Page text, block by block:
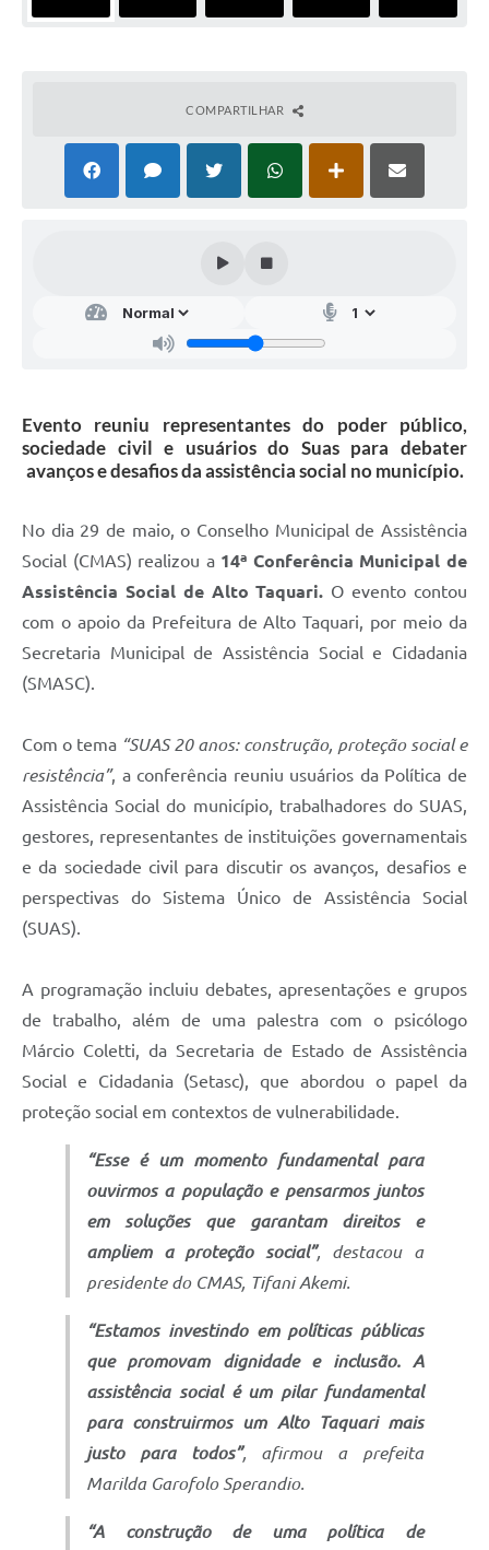
COMPARTILHAR
Evento reuniu representantes do poder público,
sociedade civil e usuários do Suas para debater
avanços e desafios da assistência social no município.
No dia 29 de maio, o Conselho Municipal de Assistência
Social (CMAS) realizou a 14ª Conferência Municipal de
Assistência Social de Alto Taquari. O evento contou
com o apoio da Prefeitura de Alto Taquari, por meio da
Secretaria Municipal de Assistência Social e Cidadania
(SMASC).
Com o tema “SUAS 20 anos: construção, proteção social e
resistência”, a conferência reuniu usuários da Política de
Assistência Social do município, trabalhadores do SUAS,
gestores, representantes de instituições governamentais
e da sociedade civil para discutir os avanços, desafios e
perspectivas do Sistema Único de Assistência Social
(SUAS).
A programação incluiu debates, apresentações e grupos
de trabalho, além de uma palestra com o psicólogo
Márcio Coletti, da Secretaria de Estado de Assistência
Social e Cidadania (Setasc), que abordou o papel da
proteção social em contextos de vulnerabilidade.
“Esse é um momento fundamental para
ouvirmos a população e pensarmos juntos
em soluções que garantam direitos e
ampliem a proteção social”, destacou a
presidente do CMAS, Tifani Akemi.
“Estamos investindo em políticas públicas
que promovam dignidade e inclusão. A
assistência social é um pilar fundamental
para construirmos um Alto Taquari mais
justo para todos”, afirmou a prefeita
Marilda Garofolo Sperandio.
“A construção de uma política de